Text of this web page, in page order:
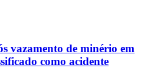
vazamento de minério em
como acidente